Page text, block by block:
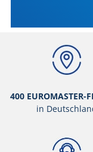
400 EUROMASTER-
in